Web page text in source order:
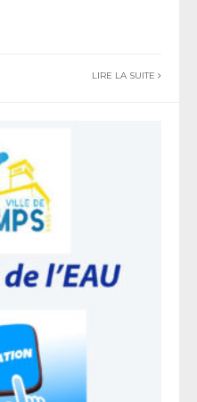
LIRE LA SUITE